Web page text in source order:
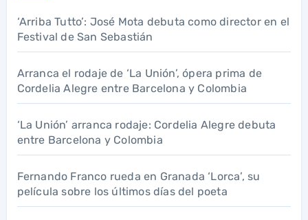
‘Arriba Tutto’: José Mota debuta como director en el
Festival de San Sebastián
Arranca el rodaje de ‘La Unión’, ópera prima de
Cordelia Alegre entre Barcelona y Colombia
‘La Unión’ arranca rodaje: Cordelia Alegre debuta
entre Barcelona y Colombia
Fernando Franco rueda en Granada ‘Lorca’, su
película sobre los últimos días del poeta